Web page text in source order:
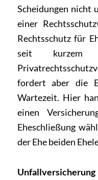
Scheidungen nicht
einer
Rechtsschutz für
seit kurzem
fordert aber die
Wartezeit. Hier
einen
Eheschließung
der Ehe beiden
Unfallversicherung